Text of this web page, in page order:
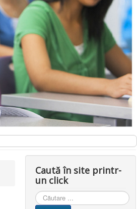
Caută în site printr-
un click
Cauta
in